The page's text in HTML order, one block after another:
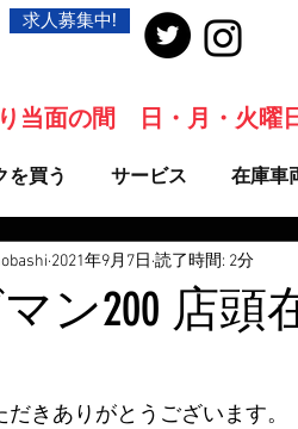
求人募集中!
を買う サービス 在庫車
当面の間 日・月・火曜
ン200 店頭
2021年9月7日 読了時間: 2分
きありがとうございます。